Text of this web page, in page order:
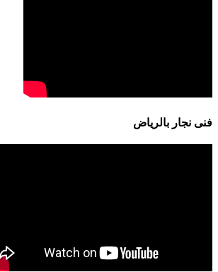
فنى نجار بالرياض